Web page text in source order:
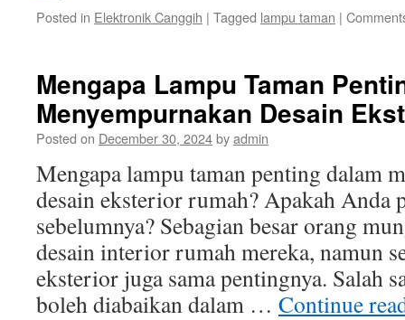
Posted in Elektronik Canggih | Tagged lampu taman |
Mengapa Lampu Taman
Menyempurnakan Desain
Posted on December 30, 2024byadmin
Mengapa lampu taman penting dalam
desain eksterior rumah? Apakah Anda
sebelumnya? Sebagian besar orang
desain interior rumah mereka, namun
eksterior juga sama pentingnya. Salah
boleh diabaikan dalam … Continue